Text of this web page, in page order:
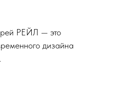
РЕЙЛ — это
дизайна